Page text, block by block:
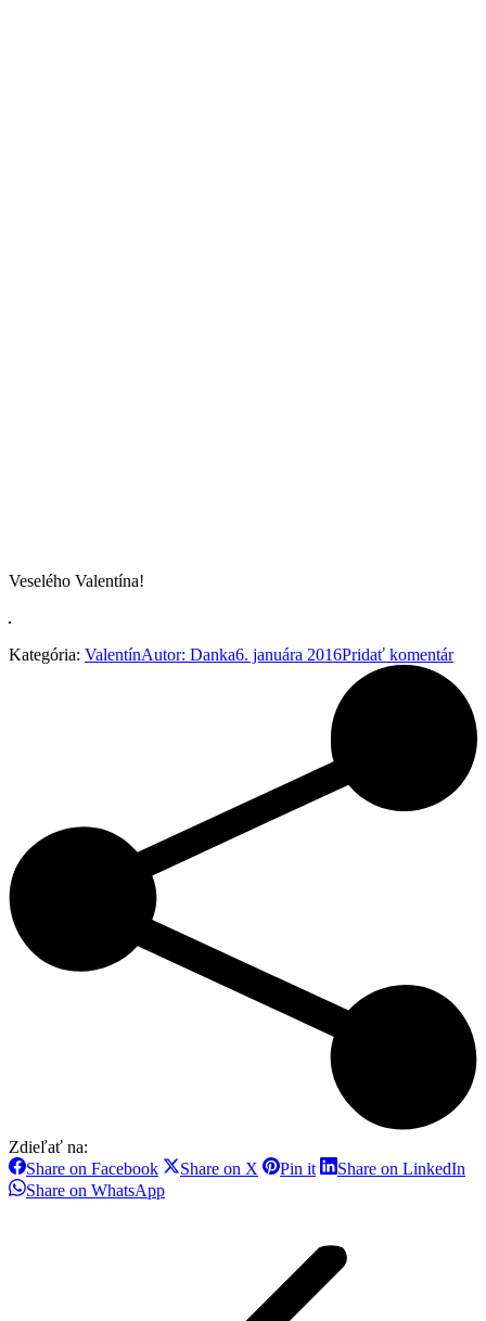
Veselého Valentína!
Kategória: ValentínAutor: Danka6. januára 2016Pridať komentár
Zdieľať na:
Share on FacebookShare
on
Facebook
Share on X SharePin itShareShare on LinkedIn
Share on WhatsAppShare